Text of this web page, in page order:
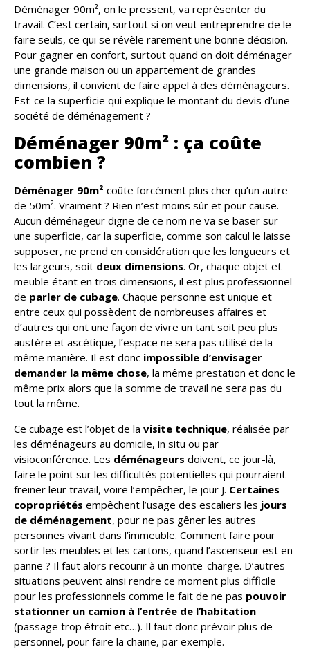
Déménager 90m², on le pressent, va représenter du
travail. C’est certain, surtout si on veut entreprendre de le
faire seuls, ce qui se révèle rarement une bonne décision.
Pour gagner en confort, surtout quand on doit déménager
une grande maison ou un appartement de grandes
dimensions, il convient de faire appel à des déménageurs.
Est-ce la superficie qui explique le montant du devis d’une
société de déménagement ?
Déménager 90m² : ça coûte
combien ?
Déménager 90m² coûte forcément plus cher qu’un autre
de 50m². Vraiment ? Rien n’est moins sûr et pour cause.
Aucun déménageur digne de ce nom ne va se baser sur
une superficie, car la superficie, comme son calcul le laisse
supposer, ne prend en considération que les longueurs et
les largeurs, soit deux dimensions. Or, chaque objet et
meuble étant en trois dimensions, il est plus professionnel
de parler de cubage. Chaque personne est unique et
entre ceux qui possèdent de nombreuses affaires et
d’autres qui ont une façon de vivre un tant soit peu plus
austère et ascétique, l’espace ne sera pas utilisé de la
même manière. Il est donc impossible d’envisager
demander la même chose, la même prestation et donc le
même prix alors que la somme de travail ne sera pas du
tout la même.
Ce cubage est l’objet de la visite technique, réalisée par
les déménageurs au domicile, in situ ou par
visioconférence. Les déménageurs doivent, ce jour-là,
faire le point sur les difficultés potentielles qui pourraient
freiner leur travail, voire l’empêcher, le jour J. Certaines
copropriétés empêchent l’usage des escaliers les jours
de déménagement, pour ne pas gêner les autres
personnes vivant dans l’immeuble. Comment faire pour
sortir les meubles et les cartons, quand l’ascenseur est en
panne ? Il faut alors recourir à un monte-charge. D’autres
situations peuvent ainsi rendre ce moment plus difficile
pour les professionnels comme le fait de ne pas pouvoir
stationner un camion à l’entrée de l’habitation
(passage trop étroit etc…). Il faut donc prévoir plus de
personnel, pour faire la chaine, par exemple.